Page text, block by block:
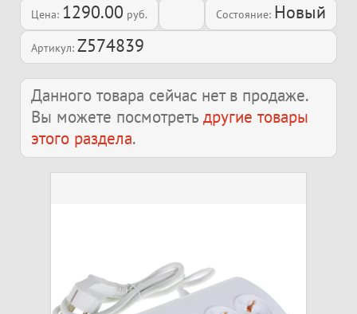
Цена: 1290.00 руб. Состояние: Новый
Артикул: Z574839
Данного товара сейчас нет в продаже.
Вы можете посмотреть другие товары
этого раздела.